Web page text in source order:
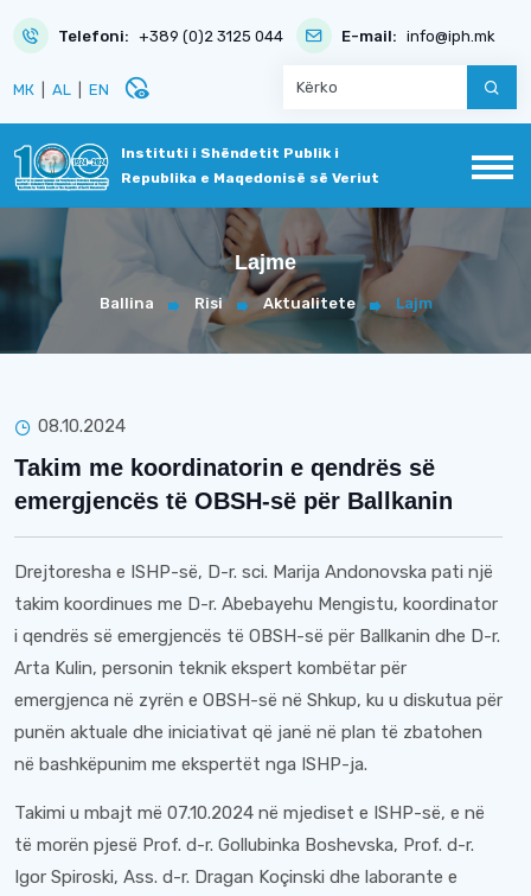
Telefoni: +389 (0)2 3125 044 E-mail: info@iph.mk
МК AL EN disabled_visible
Instituti i Shëndetit Publik i
Republika e Maqedonisë së Veriut
Lajme
Ballina Risi Aktualitete Lajm
08.10.2024
Takim me koordinatorin e qendrës së
emergjencës të OBSH-së për Ballkanin
Drejtoresha e ISHP-së, D-r. sci. Marija Andonovska pati një
takim koordinues me D-r. Abebayehu Mengistu, koordinator
i qendrës së emergjencës të OBSH-së për Ballkanin dhe D-r.
Arta Kulin, personin teknik ekspert kombëtar për
emergjenca në zyrën e OBSH-së në Shkup, ku u diskutua për
punën aktuale dhe iniciativat që janë në plan të zbatohen
në bashkëpunim me ekspertët nga ISHP-ja.
Takimi u mbajt më 07.10.2024 në mjediset e ISHP-së, e në
të morën pjesë Prof. d-r. Gollubinka Boshevska, Prof. d-r.
Igor Spiroski, Ass. d-r. Dragan Koçinski dhe laborante e